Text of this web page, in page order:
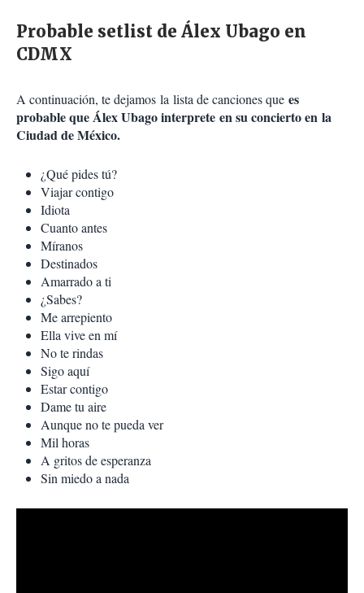
Probable setlist de Álex Ubago en
CDMX
A continuación, te dejamos la lista de canciones que es
probable que Álex Ubago interprete en su concierto en la
Ciudad de México.
¿Qué pides tú?
Viajar contigo
Idiota
Cuanto antes
Míranos
Destinados
Amarrado a ti
¿Sabes?
Me arrepiento
Ella vive en mí
No te rindas
Sigo aquí
Estar contigo
Dame tu aire
Aunque no te pueda ver
Mil horas
A gritos de esperanza
Sin miedo a nada